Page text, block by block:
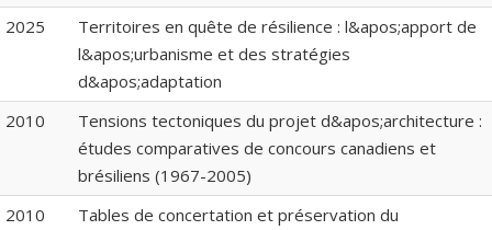
2025
Territoires en quête de résilience : l&apos;apport de
l&apos;urbanisme et des stratégies
d&apos;adaptation
2010
Tensions tectoniques du projet d&apos;architecture :
études comparatives de concours canadiens et
brésiliens (1967-2005)
2010
Tables de concertation et préservation du